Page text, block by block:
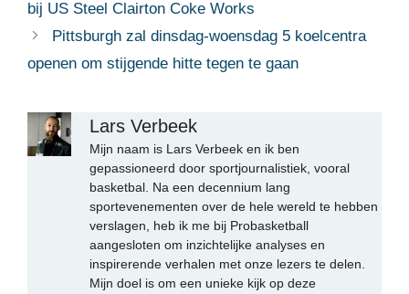
bij US Steel Clairton Coke Works
Pittsburgh zal dinsdag-woensdag 5 koelcentra
openen om stijgende hitte tegen te gaan
Lars Verbeek
Mijn naam is Lars Verbeek en ik ben
gepassioneerd door sportjournalistiek, vooral
basketbal. Na een decennium lang
sportevenementen over de hele wereld te hebben
verslagen, heb ik me bij Probasketball
aangesloten om inzichtelijke analyses en
inspirerende verhalen met onze lezers te delen.
Mijn doel is om een unieke kijk op deze